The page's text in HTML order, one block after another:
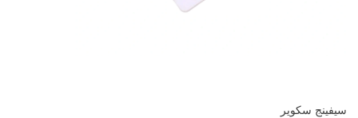
سيفينج سكوير